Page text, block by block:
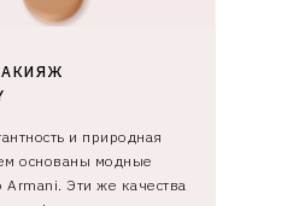
и природная
основаны модные
Эти же качества